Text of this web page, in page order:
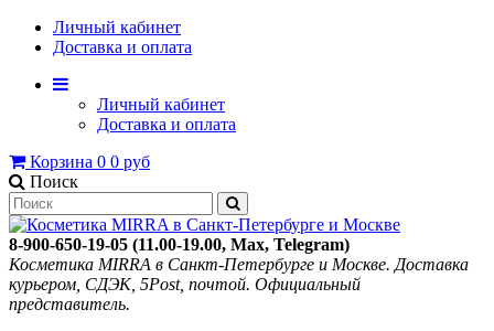
Личный кабинет
Доставка и оплата
Личный кабинет
Доставка и оплата
Корзина 0 0 руб
Поиск
8-900-650-19-05 (11.00-19.00, Max, Telegram)
Косметика MIRRA в Санкт-Петербурге и Москве. Доставка
курьером, СДЭК, 5Post, почтой. Официальный
представитель.